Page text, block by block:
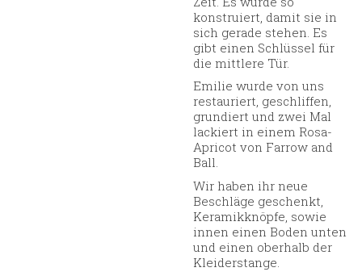
konstruiert, damit sie in
sich gerade stehen. Es
gibt einen Schlüssel für
die mittlere Tür.
Emilie wurde von uns
restauriert, geschliffen,
grundiert und zwei Mal
lackiert in einem Rosa-
Apricot von Farrow and
Ball.
Wir haben ihr neue
Beschläge geschenkt,
Keramikknöpfe, sowie
innen einen Boden unten
und einen oberhalb der
Kleiderstange.